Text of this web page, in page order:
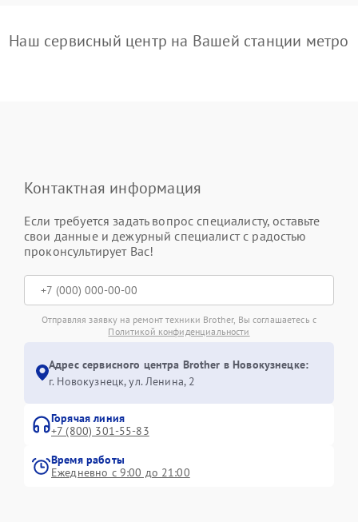
Наш сервисный центр на Вашей станции метро
Контактная информация
Если требуется задать вопрос специалисту, оставьте
свои данные и дежурный специалист с радостью
проконсультирует Вас!
Отправляя заявку на ремонт техники Brother, Вы соглашаетесь с
Политикой конфиденциальности
Адрес сервисного центра Brother в Новокузнецке:
г. Новокузнецк, ул. Ленина, 2
Горячая линия
+7 (800) 301-55-83
Время работы
Ежедневно с 9:00 до 21:00